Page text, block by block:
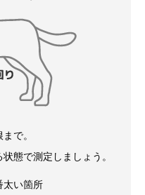
で。
態で測定しましょう。
太い箇所